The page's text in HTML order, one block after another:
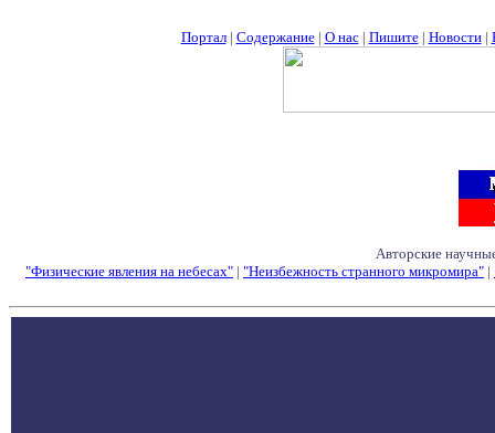
Портал| Содержание| О нас| Пишите| Новости|
Авторские
"Физические явления на небесах" | "Неизбежность странного микромира" |